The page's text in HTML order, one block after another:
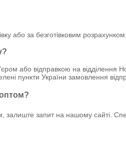
або за безготівковим розрахунком.
або відправкою на відділення
пункти України замовлення
запит на нашому сайті.